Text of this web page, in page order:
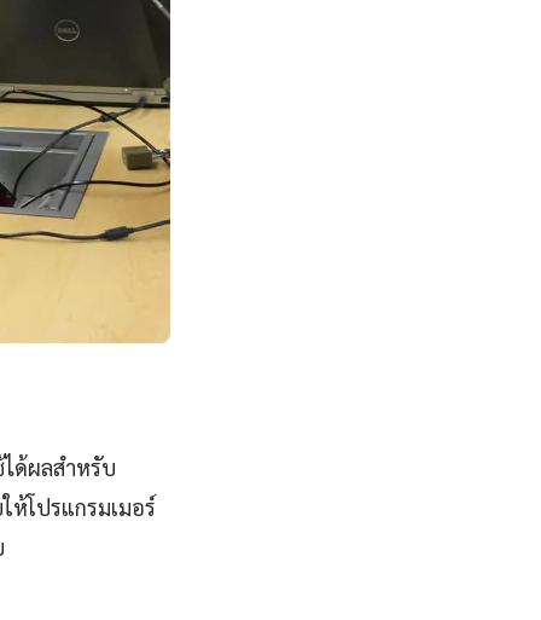
ด้ผลสำหรับ
โปรแกรมเมอร์